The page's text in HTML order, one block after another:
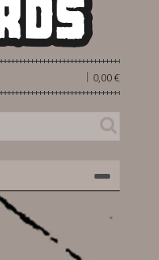
0,00 €
|